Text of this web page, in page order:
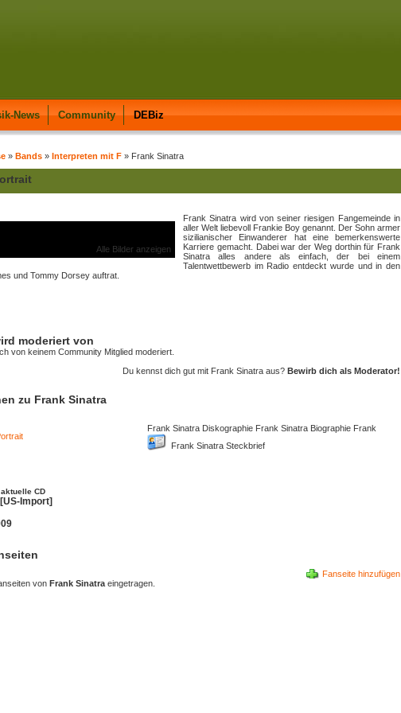
News Community DEBiz
» Bands » Interpreten mit F » Frank Sinatra
Alle Bilder anzeigen
Frank Sinatra wird von seiner riesigen Fangemeinde in
aller Welt liebevoll Frankie Boy genannt. Der Sohn armer
sizilianischer Einwanderer hat eine bemerkenswerte
Karriere gemacht. Dabei war der Weg dorthin für Frank
Sinatra alles andere als einfach, der bei einem
Talentwettbewerb im Radio entdeckt wurde und in den
und Tommy Dorsey auftrat.
moderiert von
von keinem Community Mitglied moderiert.
Du kennst dich gut mit Frank Sinatra aus? Bewirb dich als Moderator!
zu Frank Sinatra
Frank Sinatra Diskographie Frank Sinatra Biographie
Frank Sinatra Steckbrief
Frank
CD
Import]
Fanseite hinzufügen
von Frank Sinatra eingetragen.